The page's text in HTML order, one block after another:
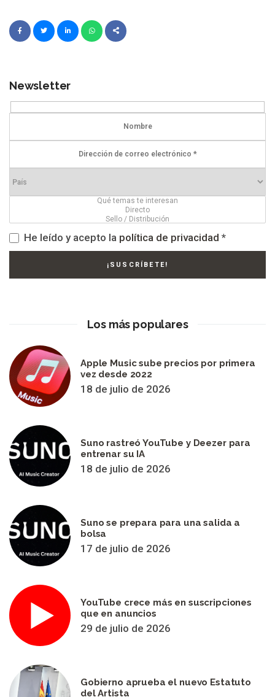
Newsletter
He leído y acepto la política de privacidad *
Los más populares
Apple Music sube precios por primera
vez desde 2022
18 de julio de 2026
Suno rastreó YouTube y Deezer para
entrenar su IA
18 de julio de 2026
Suno se prepara para una salida a
bolsa
17 de julio de 2026
YouTube crece más en suscripciones
que en anuncios
29 de julio de 2026
Gobierno aprueba el nuevo Estatuto
del Artista